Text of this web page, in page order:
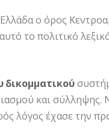
ο όρος
το πολιτικό
δικομματικού
και σύλληψης.
λόγος έχασε την